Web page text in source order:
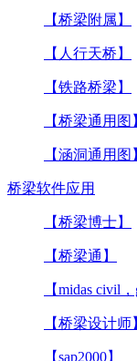
【桥梁附属】
【人行天桥】
【铁路桥梁】
【桥梁通用图
【涵洞通用图
桥梁软件应用
【桥梁博士】
【桥梁通】
【midas civil，
【桥梁设计师
【sap2000】